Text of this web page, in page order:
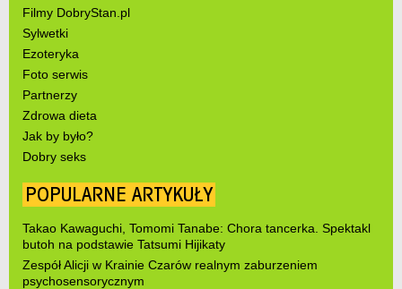
Filmy DobryStan.pl
Sylwetki
Ezoteryka
Foto serwis
Partnerzy
Zdrowa dieta
Jak by było?
Dobry seks
POPULARNE ARTYKUŁY
Takao Kawaguchi, Tomomi Tanabe: Chora tancerka. Spektakl
butoh na podstawie Tatsumi Hijikaty
Zespół Alicji w Krainie Czarów realnym zaburzeniem
psychosensorycznym